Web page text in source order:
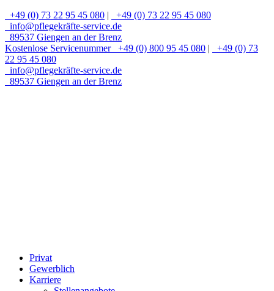
+49 (0) 73 22 95 45 080 |
+49 (0) 73 22 95 45 080
info@pflegekräfte-service.de
89537 Giengen an der Brenz
Kostenlose Servicenummer
+49 (0) 800 95 45 080 |
+49 (0) 73
22 95 45 080
info@pflegekräfte-service.de
89537 Giengen an der Brenz
Privat
Gewerblich
Karriere